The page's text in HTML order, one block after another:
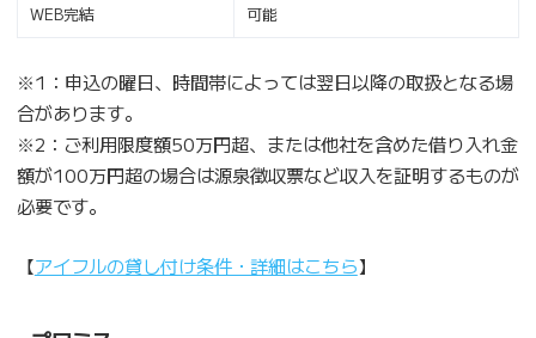
WEB完結 可能
※1：申込の曜日、時間帯によっては翌日以降の取扱となる場
合があります。
※2：ご利用限度額50万円超、または他社を含めた借り入れ金
額が100万円超の場合は源泉徴収票など収入を証明するものが
必要です。
【アイフルの貸し付け条件・詳細はこちら】